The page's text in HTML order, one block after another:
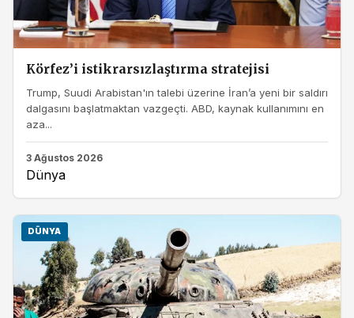
Körfez’i istikrarsızlaştırma stratejisi
Trump, Suudi Arabistan'ın talebi üzerine İran’a yeni bir saldırı
dalgasını başlatmaktan vazgeçti. ABD, kaynak kullanımını en
aza...
3 Ağustos 2026
Dünya
DÜNYA